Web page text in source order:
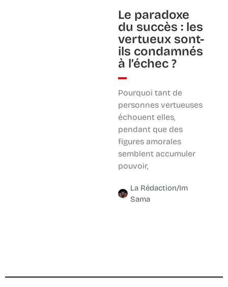
Le paradoxe
du succès : les
vertueux sont-
ils condamnés
à l’échec ?
Pourquoi tant de
personnes vertueuses
échouent elles,
pendant que des
figures amorales
semblent accumuler
pouvoir,
La Rédaction/Im
Sama